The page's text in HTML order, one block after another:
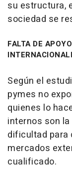
su estructura,
sociedad se
FALTA DE
Según el
pymes no
quienes lo
internos son
dificultad para
mercados
cualificado.